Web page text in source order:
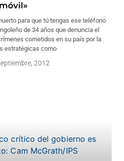
para que tú tengas ese teléfono
de 34 años que denuncia el
cometidos en su país por la
estratégicas como
2012